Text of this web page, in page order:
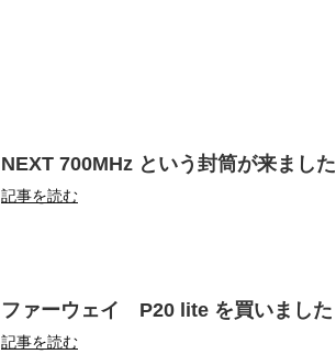
NEXT 700MHz という封筒が来ました
記事を読む
ファーウェイ P20 lite を買いました
記事を読む